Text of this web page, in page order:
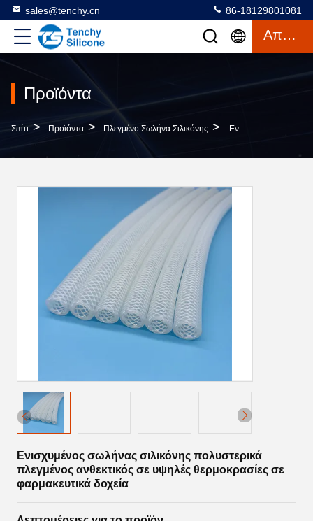
sales@tenchy.cn 86-18129801081
Απόσπασμα
Προϊόντα
Σπίτι > Προϊόντα > Πλεγμένο Σωλήνα Σιλικόνης > Ενισχυμένος Σωλήνας Σιλικόνης Πολυστερικά Πλεγμένος Ανθεκτικός Σε Υψηλές Θερμοκρασίες Σε Φαρμακευτικά Δοχεία
Ενισχυμένος σωλήνας σιλικόνης πολυστερικά
πλεγμένος ανθεκτικός σε υψηλές θερμοκρασίες σε
φαρμακευτικά δοχεία